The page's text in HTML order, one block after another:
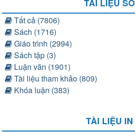
TÀI LIỆU SỐ
Tất cả (7806)
Sách (1716)
Giáo trình (2994)
Sách tập (3)
Luận văn (1901)
Tài liệu tham khảo (809)
Khóa luận (383)
TÀI LIỆU IN